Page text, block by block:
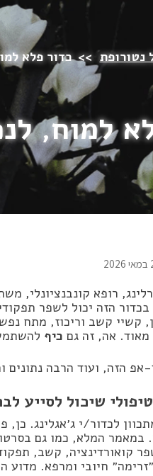
נטורופת >>כדור פלא
למוח,
רופא קונבנציונלי,
הזה יכול לשפר
קשיי קשב וריכוז, מתח
מאוד. אה, זה גם כיף
אפ הזה, ועוד הרבה
שיכול לסייע
לכדור/י ג׳אגלינג.
במאמר המלא, כמו גם
קואורדינציה, קשב,
חיובי ומרפא. מדוע